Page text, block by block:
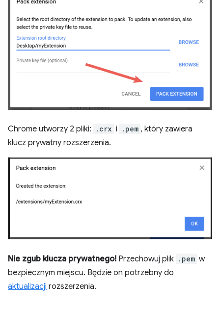
Chrome utworzy 2 pliki: .crx i .pem , który zawiera
klucz prywatny rozszerzenia.
Nie zgub klucza prywatnego! Przechowuj plik .pem w
bezpiecznym miejscu. Będzie on potrzebny do
aktualizacji rozszerzenia.